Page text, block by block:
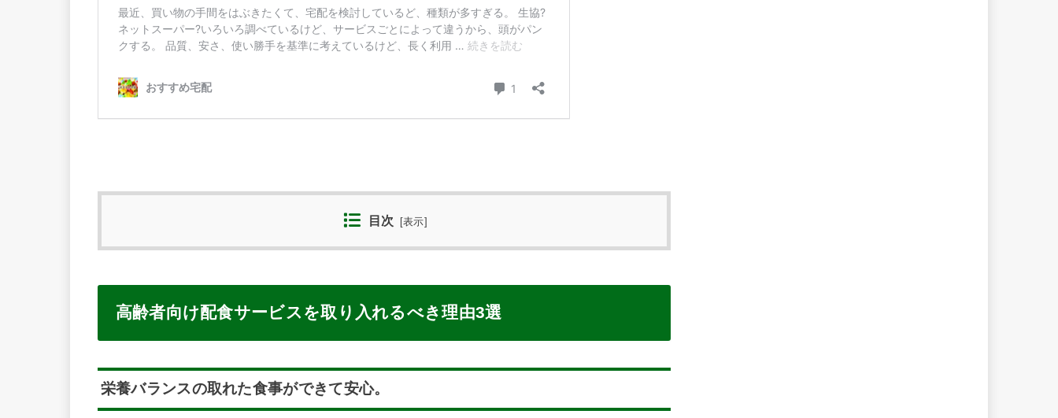
目次 [表示
高齢者向け配食サービスを取り入れるべき理由3選
栄養バランスの取れた食事ができて安心。